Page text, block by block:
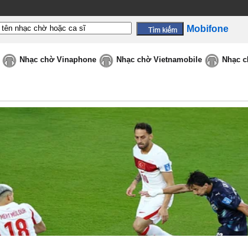
Mobifone
Nhạc chờ Vinaphone Nhạc chờ Vietnamobile Nhạc